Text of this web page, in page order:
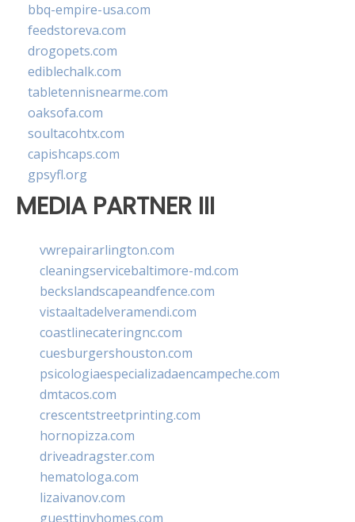
bbq-empire-usa.com
feedstoreva.com
drogopets.com
ediblechalk.com
tabletennisnearme.com
oaksofa.com
soultacohtx.com
capishcaps.com
gpsyfl.org
MEDIA PARTNER III
vwrepairarlington.com
cleaningservicebaltimore-md.com
beckslandscapeandfence.com
vistaaltadelveramendi.com
coastlinecateringnc.com
cuesburgershouston.com
psicologiaespecializadaencampeche.com
dmtacos.com
crescentstreetprinting.com
hornopizza.com
driveadragster.com
hematologa.com
lizaivanov.com
guesttinyhomes.com